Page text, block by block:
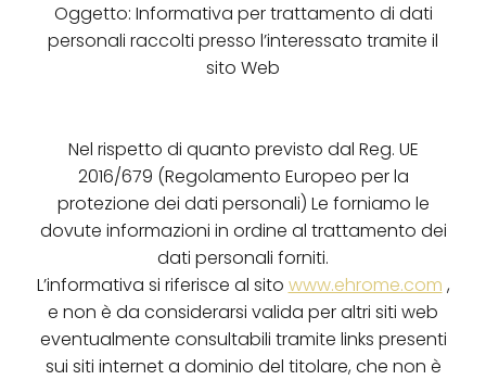
Oggetto: Informativa per trattamento di dati
personali raccolti presso l’interessato tramite il
sito Web
Nel rispetto di quanto previsto dal Reg. UE
2016/679 (Regolamento Europeo per la
protezione dei dati personali) Le forniamo le
dovute informazioni in ordine al trattamento dei
dati personali forniti.
L’informativa si riferisce al sito www.ehrome.com ,
e non è da considerarsi valida per altri siti web
eventualmente consultabili tramite links presenti
sui siti internet a dominio del titolare, che non è